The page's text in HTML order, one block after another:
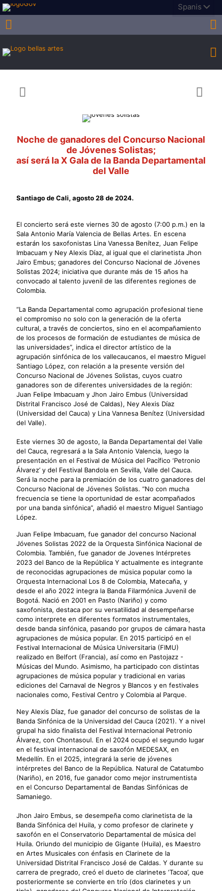
Noche de ganadores del Concurso Nacional
de Jóvenes Solistas;
así será la X Gala de la Banda Departamental
del Valle
Santiago de Cali, agosto 28 de 2024.
El concierto será este viernes 30 de agosto (7:00 p.m.) en la
Sala Antonio María Valencia de Bellas Artes. En escena
estarán los saxofonistas Lina Vanessa Benítez, Juan Felipe
Imbacuam y Ney Alexis Díaz, al igual que el clarinetista Jhon
Jairo Embus; ganadores del Concurso Nacional de Jóvenes
Solistas 2024; iniciativa que durante más de 15 años ha
convocado al talento juvenil de las diferentes regiones de
Colombia.
“La Banda Departamental como agrupación profesional tiene
el compromiso no solo con la generación de la oferta
cultural, a través de conciertos, sino en el acompañamiento
de los procesos de formación de estudiantes de música de
las universidades”, indica el director artístico de la
agrupación sinfónica de los vallecaucanos, el maestro Miguel
Santiago López, con relación a la presente versión del
Concurso Nacional de Jóvenes Solistas, cuyos cuatro
ganadores son de diferentes universidades de la región:
Juan Felipe Imbacuam y Jhon Jairo Embus (Universidad
Distrital Francisco José de Caldas), Ney Alexis Díaz
(Universidad del Cauca) y Lina Vannesa Benítez (Universidad
del Valle).
Este viernes 30 de agosto, la Banda Departamental del Valle
del Cauca, regresará a la Sala Antonio Valencia, luego la
presentación en el Festival de Música del Pacífico ‘Petronio
Álvarez’ y del Festival Bandola en Sevilla, Valle del Cauca.
Será la noche para la premiación de los cuatro ganadores del
Concurso Nacional de Jóvenes Solistas. “No con mucha
frecuencia se tiene la oportunidad de estar acompañados
por una banda sinfónica”, añadió el maestro Miguel Santiago
López.
Juan Felipe Imbacuam, fue ganador del concurso Nacional
Jóvenes Solistas 2022 de la Orquesta Sinfónica Nacional de
Colombia. También, fue ganador de Jovenes Intérpretes
2023 del Banco de la República Y actualmente es integrante
de reconocidas agrupaciones de música popular como la
Orquesta Internacional Los 8 de Colombia, Matecaña, y
desde el año 2022 integra la Banda Filarmónica Juvenil de
Bogotá. Nació en 2001 en Pasto (Nariño) y como
saxofonista, destaca por su versatilidad al desempeñarse
como interprete en diferentes formatos instrumentales,
desde banda sinfónica, pasando por grupos de cámara hasta
agrupaciones de música popular. En 2015 participó en el
Festival Internacional de Música Universitaria (FIMU)
realizado en Belfort (Francia), así como en Pastojazz -
Músicas del Mundo. Asimismo, ha participado con distintas
agrupaciones de música popular y tradicional en varias
ediciones del Carnaval de Negros y Blancos y en festivales
nacionales como, Festival Centro y Colombia al Parque.
Ney Alexis Díaz, fue ganador del concurso de solistas de la
Banda Sinfónica de la Universidad del Cauca (2021). Y a nivel
grupal ha sido finalista del Festival Internacional Petronio
Álvarez, con Chontasoul. En el 2024 ocupó el segundo lugar
en el festival internacional de saxofón MEDESAX, en
Medellín. En el 2025, integrará la serie de jóvenes
intérpretes del Banco de la República. Natural de Catatumbo
(Nariño), en 2016, fue ganador como mejor instrumentista
en el Concurso Departamental de Bandas Sinfónicas de
Samaniego.
Jhon Jairo Embus, se desempeña como clarinetista de la
Banda Sinfónica del Huila, y como profesor de clarinete y
saxofón en el Conservatorio Departamental de música del
Huila. Oriundo del municipio de Gigante (Huila), es Maestro
en Artes Musicales con énfasis en Clarinete de la
Universidad Distrital Francisco José de Caldas. Y durante su
carrera de pregrado, creó el dueto de clarinetes ‘Tacoa’, que
posteriormente se convierte en trío (dos clarinetes y un